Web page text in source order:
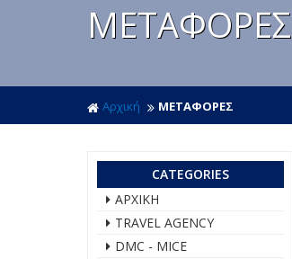
ΜΕΤΑΦΟΡΕΣ
Αρχική ΜΕΤΑΦΟΡΕΣ
CATEGORIES
ΑΡΧΙΚΗ
TRAVEL AGENCY
DMC - MICE